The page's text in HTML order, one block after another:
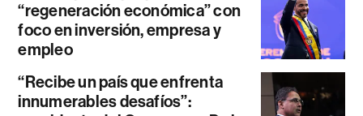
“regeneración económica” con
foco en inversión, empresa y
empleo
“Recibe un país que enfrenta
innumerables desafíos”: